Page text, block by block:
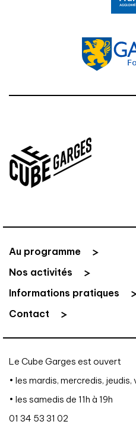
Au programme
Nos activités
Informations pratiques
Contact
Le Cube Garges est ouvert
• les mardis, mercredis, jeudis,
• les samedis de 11h à 19h
01 34 53 31 02